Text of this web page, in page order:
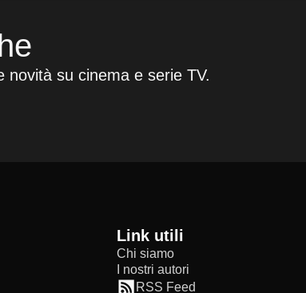
novità su cinema e serie TV.
Link utili
Chi siamo
I nostri autori
RSS Feed